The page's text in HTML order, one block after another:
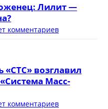
Лилит —
комментариев
«СТС» возглавил
Масс-
комментариев